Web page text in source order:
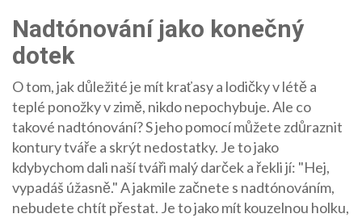
Nadtónování jako konečný
dotek
O tom, jak důležité je mít kraťasy a lodičky v létě a
teplé ponožky v zimě, nikdo nepochybuje. Ale co
takové nadtónování? S jeho pomocí můžete zdůraznit
kontury tváře a skrýt nedostatky. Je to jako
kdybychom dali naší tváři malý darček a řekli jí: "Hej,
vypadáš úžasně." A jakmile začnete s nadtónováním,
nebudete chtít přestat. Je to jako mít kouzelnou holku,